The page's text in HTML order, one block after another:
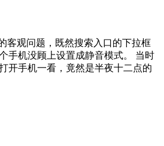
客观问题，既然搜索入口的下拉框
手机没顾上设置成静音模式。 当时
开手机一看，竟然是半夜十二点的